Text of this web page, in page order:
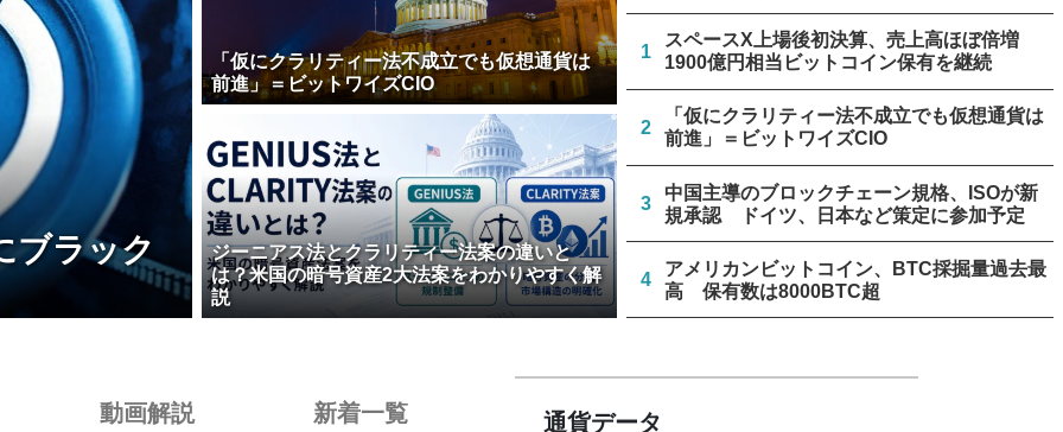
ブラック
「仮にクラリティー法不成立でも仮想通貨は
前進」＝ビットワイズCIO
ジーニアス法とクラリティー法案の違いと
は？米国の暗号資産2大法案をわかりやすく解
説
1
スペースX上場後初決算、売上高ほぼ倍増
1900億円相当ビットコイン保有を継続
2
「仮にクラリティー法不成立でも仮想通貨は
前進」＝ビットワイズCIO
3
中国主導のブロックチェーン規格、ISOが新
規承認 ドイツ、日本など策定に参加予定
4
アメリカンビットコイン、BTC採掘量過去最
高 保有数は8000BTC超
動画解説 新着一覧 通貨データ